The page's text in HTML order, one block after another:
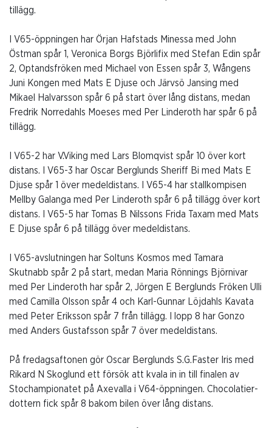
tillägg.
I V65-öppningen har Örjan Hafstads Minessa med John
Östman spår 1, Veronica Borgs Björlifix med Stefan Edin spår
2, Optandsfröken med Michael von Essen spår 3, Wångens
Juni Kongen med Mats E Djuse och Järvsö Jansing med
Mikael Halvarsson spår 6 på start över lång distans, medan
Fredrik Norredahls Moeses med Per Linderoth har spår 6 på
tillägg.
I V65-2 har V.Viking med Lars Blomqvist spår 10 över kort
distans. I V65-3 har Oscar Berglunds Sheriff Bi med Mats E
Djuse spår 1 över medeldistans. I V65-4 har stallkompisen
Mellby Galanga med Per Linderoth spår 6 på tillägg över kort
distans. I V65-5 har Tomas B Nilssons Frida Taxam med Mats
E Djuse spår 6 på tillägg över medeldistans.
I V65-avslutningen har Soltuns Kosmos med Tamara
Skutnabb spår 2 på start, medan Maria Rönnings Björnivar
med Per Linderoth har spår 2, Jörgen E Berglunds Fröken Ulli
med Camilla Olsson spår 4 och Karl-Gunnar Löjdahls Kavata
med Peter Eriksson spår 7 från tillägg. I lopp 8 har Gonzo
med Anders Gustafsson spår 7 över medeldistans.
På fredagsaftonen gör Oscar Berglunds S.G.Faster Iris med
Rikard N Skoglund ett försök att kvala in in till finalen av
Stochampionatet på Axevalla i V64-öppningen. Chocolatier-
dottern fick spår 8 bakom bilen över lång distans.